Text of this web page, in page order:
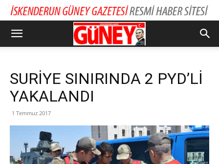
SURİYE SINIRINDA 2 PYD’Lİ
YAKALANDI
1 Temmuz 2017